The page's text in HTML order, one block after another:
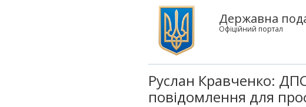
Державна
Офіційний портал
Руслан Кравченко:
повідомлення для